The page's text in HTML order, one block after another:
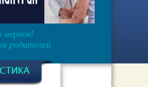
нервов!
родителей